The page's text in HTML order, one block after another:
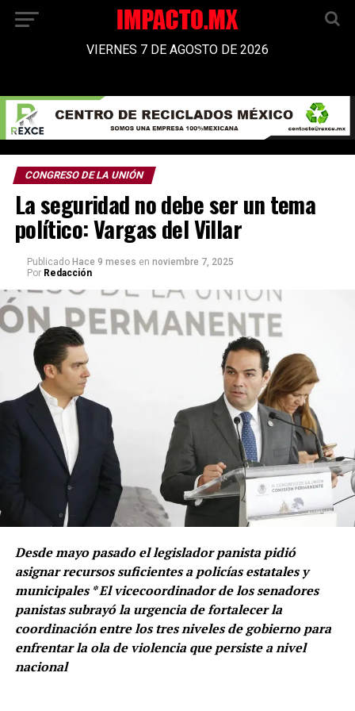
VIERNES 7 DE AGOSTO DE 2026
CONGRESO DE LA UNIÓN
La seguridad no debe ser un tema
político: Vargas del Villar
Publicado Hace 9 meses en noviembre 7, 2025
Por Redacción
Desde mayo pasado el legislador panista pidió
asignar recursos suficientes a policías estatales y
municipales * El vicecoordinador de los senadores
panistas subrayó la urgencia de fortalecer la
coordinación entre los tres niveles de gobierno para
enfrentar la ola de violencia que persiste a nivel
nacional